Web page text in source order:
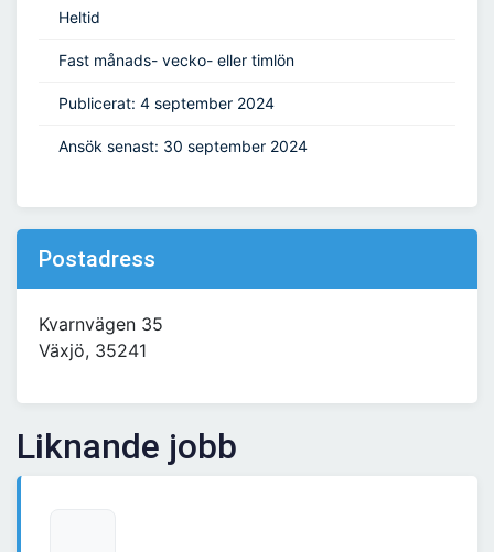
Heltid
Fast månads- vecko- eller timlön
Publicerat: 4 september 2024
Ansök senast: 30 september 2024
Postadress
Kvarnvägen 35
Växjö, 35241
Liknande jobb